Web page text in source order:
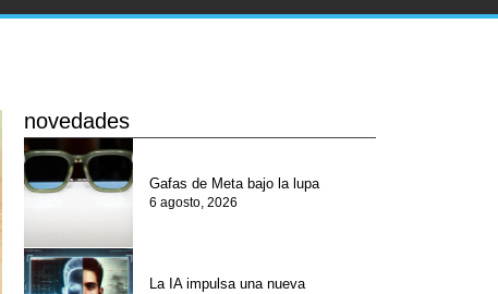
novedades
Gafas de Meta bajo la lupa
6 agosto, 2026
La IA impulsa una nueva